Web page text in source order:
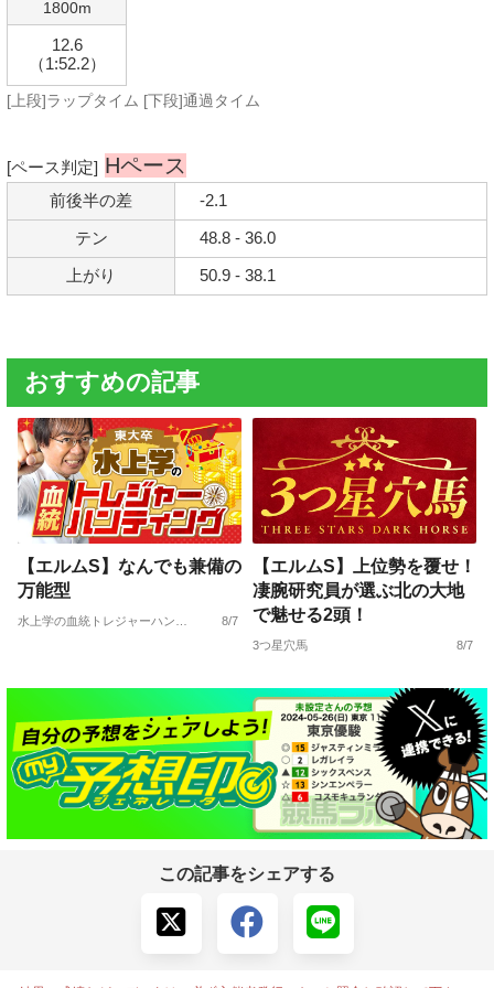
1800m
12.6
（1:52.2）
[上段]ラップタイム [下段]通過タイム
[ペース判定] Hペース
前後半の差 -2.1
テン 48.8 - 36.0
上がり 50.9 - 38.1
おすすめの記事
【エルムS】なんでも兼備の
万能型
水上学の血統トレジャーハンティング 8/7
【エルムS】上位勢を覆せ！
凄腕研究員が選ぶ北の大地
で魅せる2頭！
3つ星穴馬 8/7
この記事をシェアする